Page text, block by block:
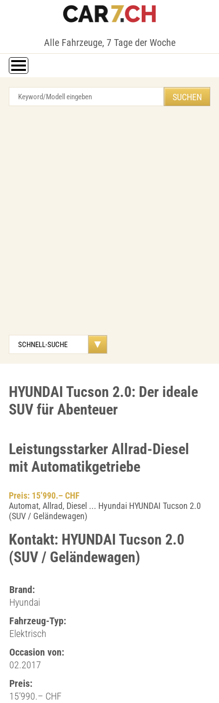
Alle Fahrzeuge, 7 Tage der Woche
HYUNDAI Tucson 2.0: Der ideale
SUV für Abenteuer
Leistungsstarker Allrad-Diesel
mit Automatikgetriebe
Preis: 15’990.– CHF
Automat, Allrad, Diesel ... Hyundai HYUNDAI Tucson 2.0
(SUV / Geländewagen)
Kontakt: HYUNDAI Tucson 2.0
(SUV / Geländewagen)
Brand:
Hyundai
Fahrzeug-Typ:
Elektrisch
Occasion von:
02.2017
Preis:
15’990.– CHF